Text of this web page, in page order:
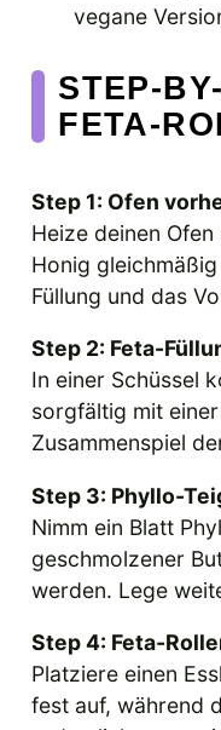
vegane
STEP-
FETA-
Step 1: Ofen
Heize deinen
Honig
Füllung und das
Step 2: Feta-
In einer Schüssel
sorgfältig mit
Zusammenspiel
Step 3: Phyllo-
Nimm ein Blatt
geschmolzener
werden. Lege
Step 4: Feta-
Platziere einen
fest auf, während